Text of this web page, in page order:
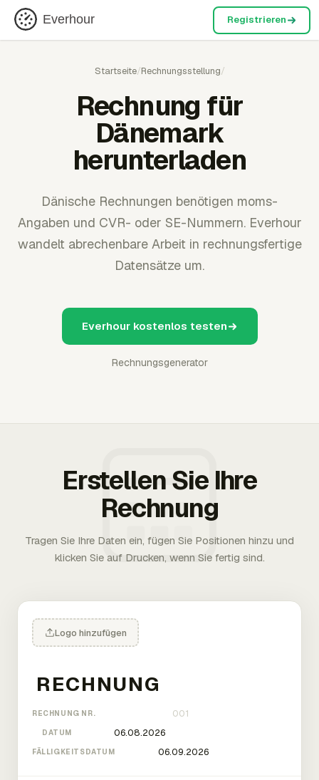
Everhour Registrieren
Startseite/Rechnungsstellung/
Rechnung für
Dänemark
herunterladen
Dänische Rechnungen benötigen moms-
Angaben und CVR- oder SE-Nummern. Everhour
wandelt abrechenbare Arbeit in rechnungsfertige
Datensätze um.
Everhour kostenlos testen
Rechnungsgenerator
Erstellen Sie Ihre
Rechnung
Tragen Sie Ihre Daten ein, fügen Sie Positionen hinzu und
klicken Sie auf Drucken, wenn Sie fertig sind.
Logo hinzufügen
RECHNUNG NR.
DATUM
FÄLLIGKEITSDATUM